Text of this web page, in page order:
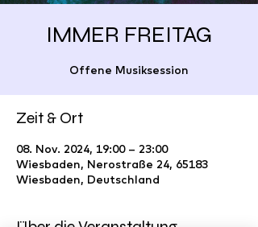
IMMER FREITAG
Offene Musiksession
Zeit & Ort
08. Nov. 2024, 19:00 – 23:00
Wiesbaden, Nerostraße 24, 65183
Wiesbaden, Deutschland